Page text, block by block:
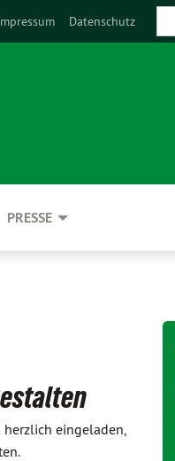
Datenschutz
PRESSE
eingeladen,